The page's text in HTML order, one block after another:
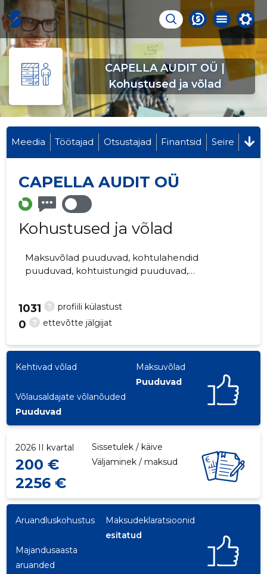
CAPELLA AUDIT OÜ |
Kohustused ja võlad
Meedia Töötajad Otsustajad Finantsid Seire
CAPELLA AUDIT OÜ
Kohustused ja võlad
Maksuvõlad puuduvad, kohtulahendid
puuduvad, kohtuistungid puuduvad,
5281818
? profiili külastust
1031
? ettevõtte jälgijat
0
Kehtivad võlad
Maksuvõlad
Puuduvad
Võlausaldajate võlanõuded
Puuduvad
2026 II kvartal Sissetulek / käive
200 € Väljaminek / maksud
2256 €
Aruandluskohustus
Maksudeklaratsioonid
esitatud
Majandusaasta
aruanded